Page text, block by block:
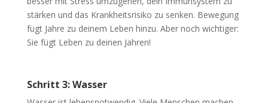
stärken und das Krankheitsrisiko zu senken. Bewegung
fügt Jahre zu deinem Leben hinzu. Aber noch wichtiger:
Sie fügt Leben zu deinen Jahren!
Schritt 3: Wasser